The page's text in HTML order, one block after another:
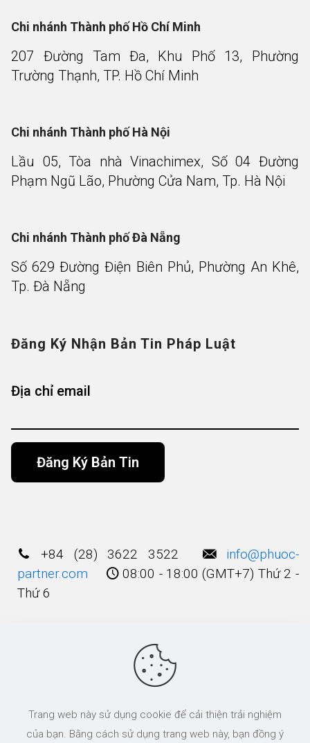
Chi nhánh Thành phố Hồ Chí Minh
207 Đường Tam Đa, Khu Phố 13, Phường
Trường Thạnh, TP. Hồ Chí Minh
Chi nhánh Thành phố Hà Nội
Lầu 05, Tòa nhà Vinachimex, Số 04 Đường
Phạm Ngũ Lão, Phường Cửa Nam, Tp. Hà Nội
Chi nhánh Thành phố Đà Nẵng
Số 629 Đường Điện Biên Phủ, Phường An Khê,
Tp. Đà Nẵng
Đăng Ký Nhận Bản Tin Pháp Luật
Địa chỉ email
+84 (28) 3622 3522
info@phuoc-
partner.com
08:00 - 18:00 (GMT+7) Thứ 2 -
Thứ 6
© 2003 - 2025 Bản quyền thuộc về Công Ty
Luật TNHH Phước và Các cộng Sự
Trang web này sử dụng cookie để cải thiện trải nghiệm
của bạn. Bằng cách sử dụng trang web này, bạn đồng ý